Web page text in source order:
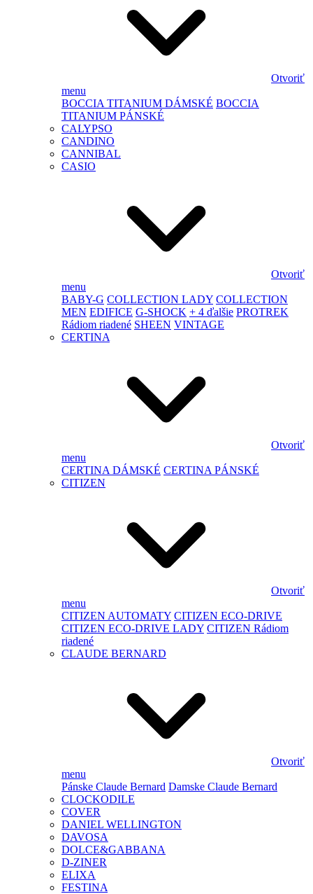
Otvoriť
menu
BOCCIA TITANIUM DÁMSKÉ BOCCIA
TITANIUM PÁNSKÉ
CALYPSO
CANDINO
CANNIBAL
CASIO
Otvoriť
menu
BABY-G COLLECTION LADY COLLECTION
MEN EDIFICE G-SHOCK + 4 ďalšie PROTREK
Rádiom riadené SHEEN VINTAGE
CERTINA
Otvoriť
menu
CERTINA DÁMSKÉ CERTINA PÁNSKÉ
CITIZEN
Otvoriť
menu
CITIZEN AUTOMATY CITIZEN ECO-DRIVE
CITIZEN ECO-DRIVE LADY CITIZEN Rádiom
riadené
CLAUDE BERNARD
Otvoriť
menu
Pánske Claude Bernard Damske Claude Bernard
CLOCKODILE
COVER
DANIEL WELLINGTON
DAVOSA
DOLCE&GABBANA
D-ZINER
ELIXA
FESTINA